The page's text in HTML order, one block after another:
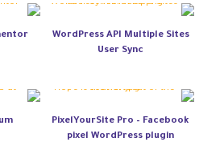
WordPress API Multiple Sites
User Sync
PixelYourSite Pro – Facebook
pixel WordPress plugin